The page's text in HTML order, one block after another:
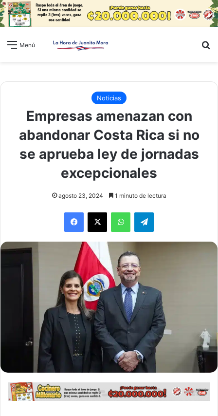
Menú
Noticias
Empresas amenazan con
abandonar Costa Rica si no
se aprueba ley de jornadas
excepcionales
agosto 23, 2024 1 minuto de lectura
WhatsAppTelegram